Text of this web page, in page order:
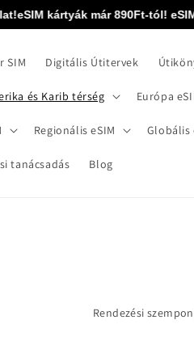
eSIM kártyák már 890Ft-tól!
SIM Digitális Útitervek
és Karib térség Európa
Regionális eSIM Globális
tanácsadás Blog
Rendezési